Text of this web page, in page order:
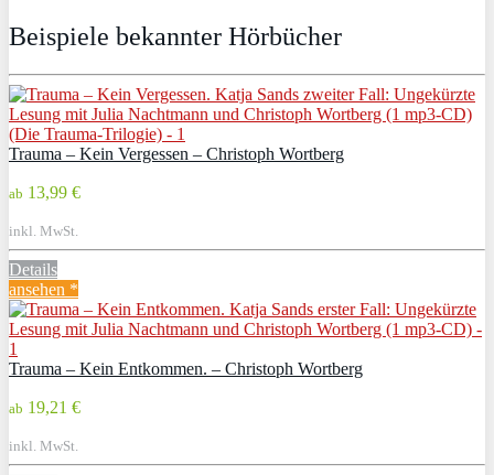
Beispiele bekannter Hörbücher
Trauma – Kein Vergessen – Christoph Wortberg
ab 13,99 €
inkl. MwSt.
Details
ansehen *
Trauma – Kein Entkommen. – Christoph Wortberg
ab 19,21 €
inkl. MwSt.